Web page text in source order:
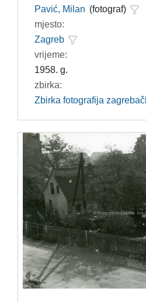
Pavić, Milan (fotograf)
mjesto:
Zagreb
vrijeme:
1958. g.
zbirka:
Zbirka fotografija